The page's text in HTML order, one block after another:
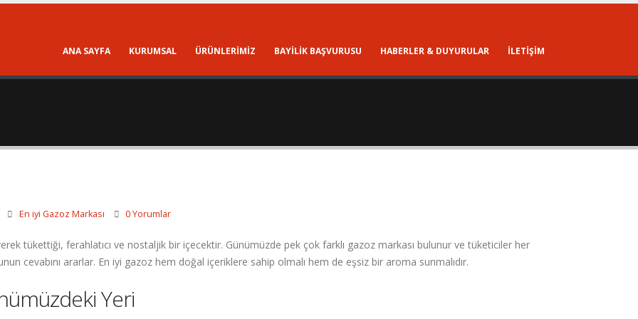
ANA SAYFA KURUMSAL ÜRÜNLERIMIZ BAYİLİK BAŞVURUSU HABERLER & DUYURULAR İLETİŞİM
En iyi Gazoz Markası 0 Yorumlar
tükettiği, ferahlatıcı ve nostaljik bir içecektir. Günümüzde pek çok farklı gazoz markası bulunur ve tüketiciler her
cevabını ararlar. En iyi gazoz hem doğal içeriklere sahip olmalı hem de eşsiz bir aroma sunmalıdır.
Yeri